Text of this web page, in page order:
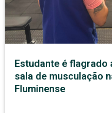
Estudante é flagrado
sala de musculação
Fluminense